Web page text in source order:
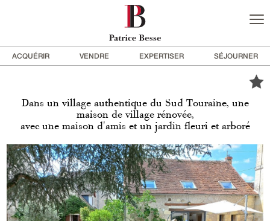
ACQUÉRIR VENDRE EXPERTISER SÉJOURNER
Dans un village authentique du Sud Touraine, une
maison de village rénovée,
avec une maison d'amis et un jardin fleuri et arboré